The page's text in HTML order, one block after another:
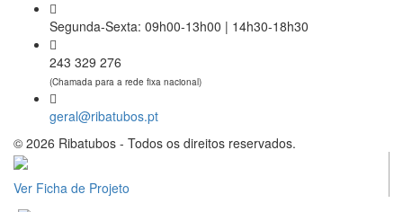
Segunda-Sexta: 09h00-13h00 | 14h30-18h30
243 329 276
(Chamada para a rede fixa nacional)
geral@ribatubos.pt
© 2026 Ribatubos - Todos os direitos reservados.
Ver Ficha de Projeto